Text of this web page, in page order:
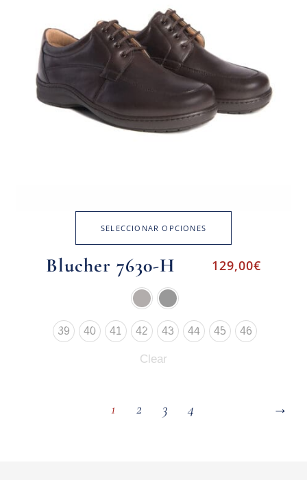
SELECCIONAR OPCIONES
Blucher 7630-H 129,00€
39 40 41 42 43 44 45 46
Clear
1 2 3 4 →